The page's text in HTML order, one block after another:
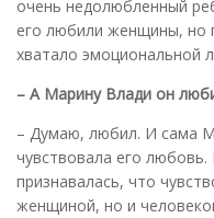
очень недолюбленный
его любили женщины, но
хватало эмоциональной
– А Марину Влади он
– Думаю, любил. И сама
чувствовала его
признавалась, что
женщиной, но и